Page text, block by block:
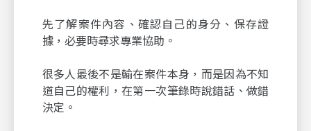
先了解案件內容、確認自己的身分、保存證
據，必要時尋求專業協助。
很多人最後不是輸在案件本身，而是因為不知
道自己的權利，在第一次筆錄時說錯話、做錯
決定。